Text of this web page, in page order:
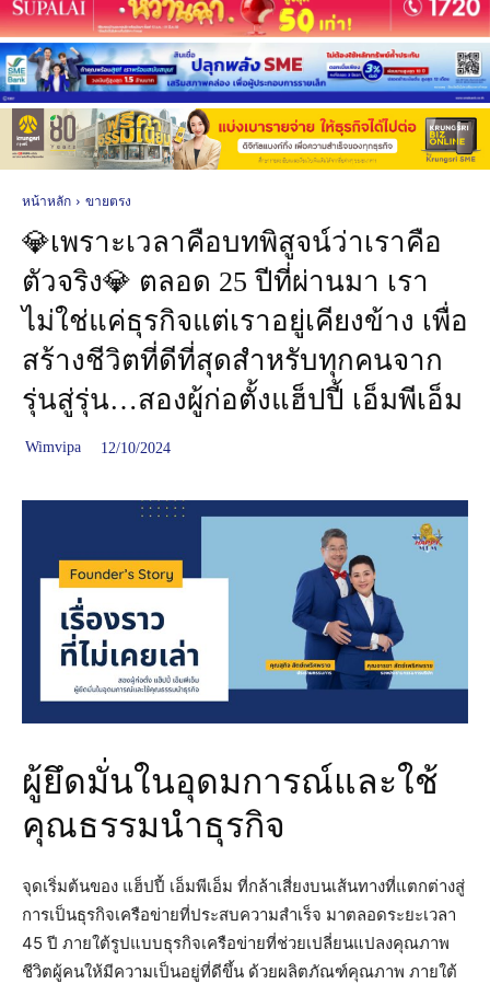
หน้าหลัก ขายตรง
💎เพราะเวลาคือบทพิสูจน์ว่าเราคือ
ตัวจริง💎 ตลอด 25 ปีที่ผ่านมา เรา
ไม่ใช่แค่ธุรกิจแต่เราอยู่เคียงข้าง เพื่อ
สร้างชีวิตที่ดีที่สุดสำหรับทุกคนจาก
รุ่นสู่รุ่น…สองผู้ก่อตั้งแฮ็ปปี้ เอ็มพีเอ็ม
Wimvipa 12/10/2024
ผู้ยึดมั่นในอุดมการณ์และใช้
คุณธรรมนำธุรกิจ
จุดเริ่มต้นของ แฮ็ปปี้ เอ็มพีเอ็ม ที่กล้าเสี่ยงบนเส้นทางที่แตกต่างสู่
การเป็นธุรกิจเครือข่ายที่ประสบความสำเร็จ มาตลอดระยะเวลา
45 ปี ภายใต้รูปแบบธุรกิจเครือข่ายที่ช่วยเปลี่ยนแปลงคุณภาพ
ชีวิตผู้คนให้มีความเป็นอยู่ที่ดีขึ้น ด้วยผลิตภัณฑ์คุณภาพ ภายใต้